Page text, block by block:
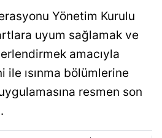
Aydın
Balıkesir
Yönetim Kurulu
uyum sağlamak ve
amacıyla
ile ısınma bölümlerine
resmen son